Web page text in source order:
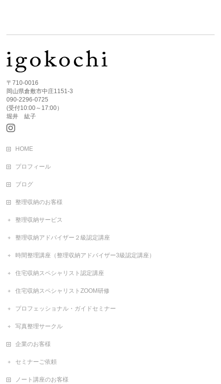
〒710-0016
岡山県倉敷市中庄1151-3
090-2296-0725
(受付10:00～17:00）
堀井 紘子
HOME
プロフィール
ブログ
整理収納のお客様
整理収納サービス
整理収納アドバイザー２級認定講座
時間整理講座（整理収納アドバイザー3級認定講座）
住宅収納スペシャリスト認定講座
住宅収納スペシャリストZOOM研修
プロフェッショナル・ガイドセミナー
写真整理サークル
企業のお客様
セミナーご依頼
ノート講座のお客様